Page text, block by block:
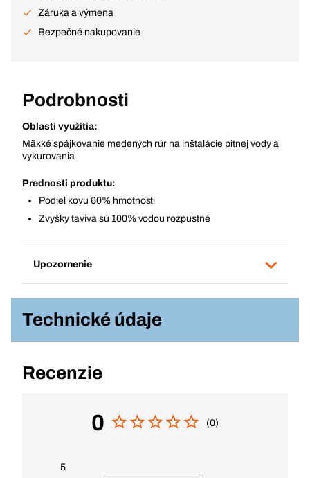
Záruka a výmena
Bezpečné nakupovanie
Podrobnosti
Oblasti využitia:
Mäkké spájkovanie medených rúr na inštalácie pitnej vody a
vykurovania
Prednosti produktu:
Podiel kovu 60% hmotnosti
Zvyšky taviva sú 100% vodou rozpustné
Upozornenie
Technické údaje
Recenzie
0 (0)
5